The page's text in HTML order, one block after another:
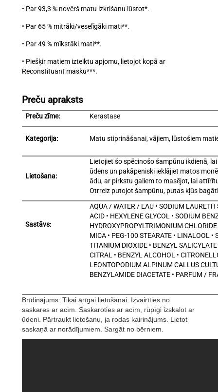
• Par 93,3 % novērš matu izkrišanu lūstot*.
• Par 65 % mitrāki/veselīgāki mati**.
• Par 49 % mīkstāki mati**.
• Piešķir matiem izteiktu apjomu, lietojot kopā ar
Reconstituant masku***.
Preču apraksts
Preču zīme: Kerastase
Kategorija: Matu stiprināšanai, vājiem, lūstošiem
Lietošana:
Lietojiet šo spēcinošo šampūnu ikdienā,
ūdens un pakāpeniski ieklājiet matos
ādu, ar pirkstu galiem to masējot, lai
Otrreiz putojot šampūnu, putas kļūs
Sastāvs:
AQUA / WATER / EAU • SODIUM
ACID • HEXYLENE GLYCOL • SODIUM
HYDROXYPROPYLTRIMONIUM CHLORIDE
MICA • PEG-100 STEARATE • LINALOOL
TITANIUM DIOXIDE • BENZYL
CITRAL • BENZYL ALCOHOL •
LEONTOPODIUM ALPINUM CALLUS
BENZYLAMIDE DIACETATE • PARFUM /
Brīdinājums: Tikai ārīgai lietošanai. Izvairīties no
saskares ar acīm. Saskaroties ar acīm, rūpīgi izskalot ar
ūdeni. Pārtraukt lietošanu, ja rodas kairinājums. Lietot
saskaņā ar norādījumiem. Sargāt no bērniem.